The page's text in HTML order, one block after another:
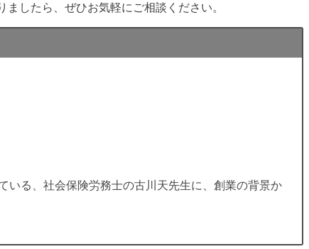
したら、ぜひお気軽にご相談ください。
る、社会保険労務士の古川天先生に、創業の背景か